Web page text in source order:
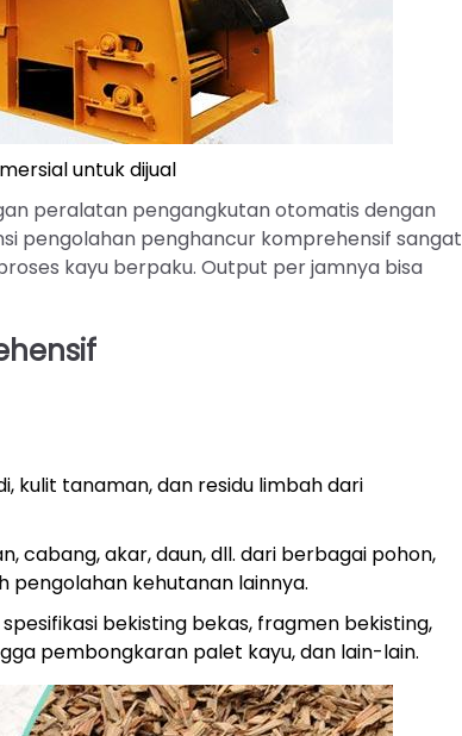
untuk dijual
peralatan pengangkutan otomatis dengan
pengolahan penghancur komprehensif sangat
kayu berpaku. Output per jamnya bisa
kulit tanaman, dan residu limbah dari
cabang, akar, daun, dll. dari berbagai pohon,
pengolahan kehutanan lainnya.
bekisting bekas, fragmen bekisting,
pembongkaran palet kayu, dan lain-lain.